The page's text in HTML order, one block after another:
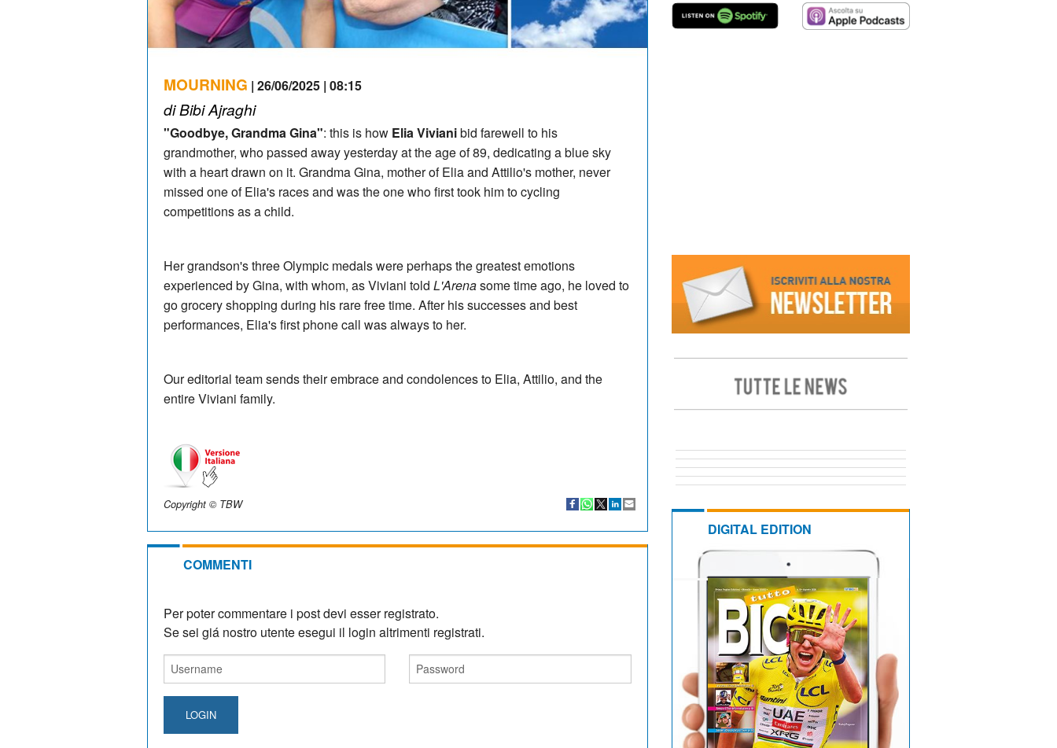
MOURNING | 26/06/2025 | 08:15
di Bibi Ajraghi
"Goodbye, Grandma Gina": this is how Elia Vivianibid farewell to his
grandmother, who passed away yesterday at the age of 89, dedicating a blue sky
with a heart drawn on it. Grandma Gina, mother of Elia and Attilio's mother, never
missed one of Elia's races and was the one who first took him to cycling
competitions as a child.
Her grandson's three Olympic medals were perhaps the greatest emotions
experienced by Gina, with whom, as Viviani told L'Arenasome time ago, he loved to
go grocery shopping during his rare free time. After his successes and best
performances, Elia's first phone call was always to her.
Our editorial team sends their embrace and condolences to Elia, Attilio, and the
entire Viviani family.
Copyright © TBW
COMMENTI
Per poter commentare i post devi esser registrato.
Se sei giá nostro utente esegui il login altrimenti registrati.
LOGIN
DIGITAL EDITION